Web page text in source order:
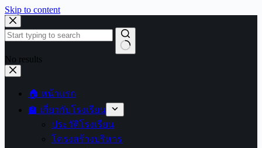
Skip to content
No results
🏠 หน้าแรก
🏫 เกี่ยวกับโรงเรียน
ประวัติโรงเรียน
โครงสร้างบริหาร